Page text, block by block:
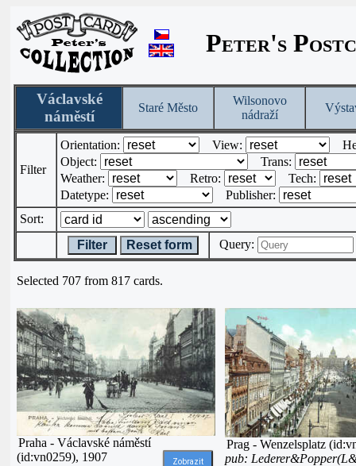
Peter's
Václavské
náměstí
Staré Město
Wilsonovo
nádraží
Filter
Orientation: View:
Object:
Trans:
Weather:
Retro:
Tech:
Datetype:
Publisher:
Sort:
Filter
Reset form Query:
Selected 707 from 817 cards.
Praha - Václavské náměstí
(id:vn0259), 1907
Zobrazit
Prag - Wenzelsplatz
pub: